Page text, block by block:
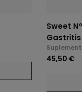
Sweet
45,50 €